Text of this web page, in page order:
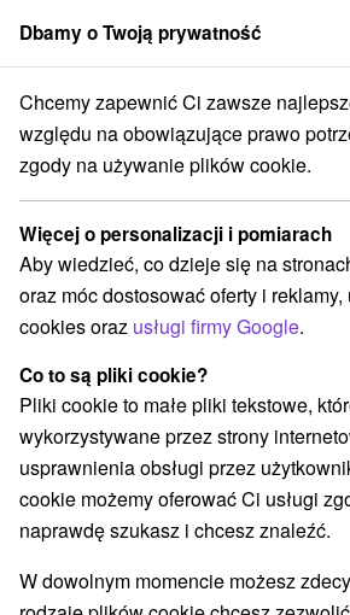
członek grupySorger
Chaty na prenájom Východné Slovensko
Chaty na prenájom Kyjov
Kategorie
Wszystkie kategorie
Chaty na
Wybierz lokalizację lub datę
WSZYSTKO NAJTAŃSZE
Dbamy o Twoją prywatność
Chcemy zapewnić Ci zawsze
względu na obowiązujące prawo
zgody na używanie plików cookie.
Więcej o personalizacji i pomiarach
Aby wiedzieć, co dzieje się na
oraz móc dostosować oferty i
cookies oraz usługi firmy Google.
Co to są pliki cookie?
Pliki cookie to małe pliki tekstowe,
wykorzystywane przez strony
usprawnienia obsługi przez
cookie możemy oferować Ci usługi
naprawdę szukasz i chcesz znaleźć.
W dowolnym momencie możesz